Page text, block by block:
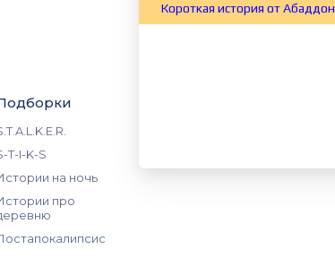
T-I-K-S
на ночь
про
Короткая история от Абаддон